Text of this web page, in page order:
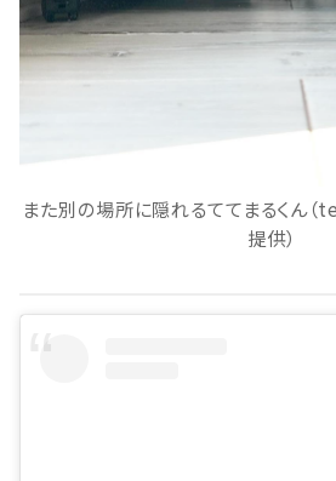
また別の場所に隠れるててまるくん
提供）